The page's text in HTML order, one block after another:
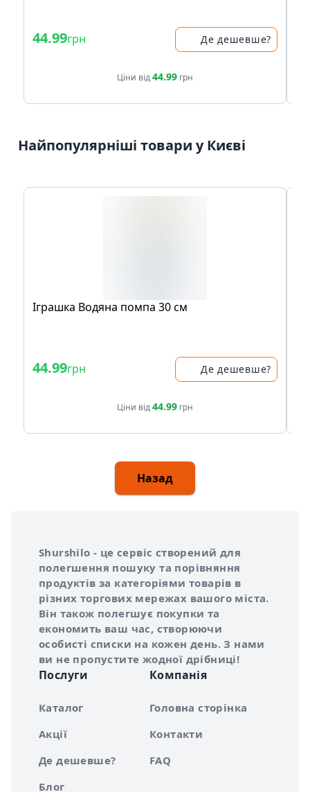
44.99грн Де дешевше?
Ціни від44.99 грн
Найпопулярніші товари у Києві
Іграшка Водяна помпа 30 см
44.99грн Де дешевше?
Ціни від44.99 грн
Назад
Про сервіс Shurshilo
Shurshilo - це сервіс створений для
полегшення пошуку та порівняння
продуктів за категоріями товарів в
різних торгових мережах вашого міста.
Він також полегшує покупки та
економить ваш час, створюючи
особисті списки на кожен день. З нами
ви не пропустите жодної дрібниці!
Послуги
Каталог
Акції
Де дешевше?
Блог
Компанія
Головна сторінка
Контакти
FAQ